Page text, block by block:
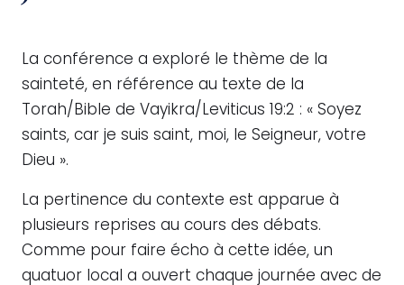
La conférence a exploré le thème de la
sainteté, en référence au texte de la
Torah/Bible de Vayikra/Leviticus 19:2 : « Soyez
saints, car je suis saint, moi, le Seigneur, votre
Dieu ».
La pertinence du contexte est apparue à
plusieurs reprises au cours des débats.
Comme pour faire écho à cette idée, un
quatuor local a ouvert chaque journée avec de